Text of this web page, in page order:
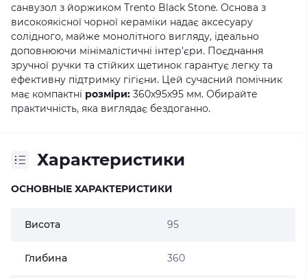
санвузол з йоржиком Trento Black Stone. Основа з
високоякісної чорної кераміки надає аксесуару
солідного, майже монолітного вигляду, ідеально
доповнюючи мінімалістичні інтер'єри. Поєднання
зручної ручки та стійких щетинок гарантує легку та
ефективну підтримку гігієни. Цей сучасний помічник
має компактні розміри: 360х95х95 мм. Обирайте
практичність, яка виглядає бездоганно.
Характеристики
ОСНОВНЫЕ ХАРАКТЕРИСТИКИ
Висота 95
Глибина 360